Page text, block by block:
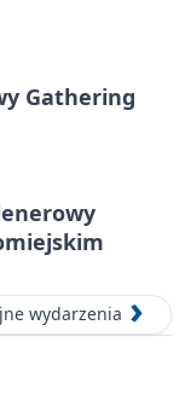
Gathering
wydarzenia